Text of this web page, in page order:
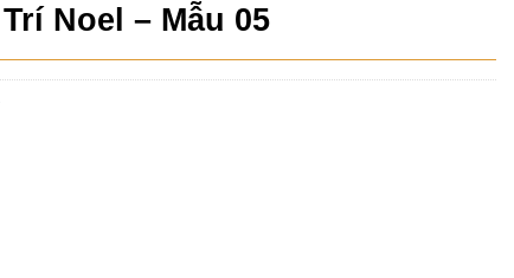
Noel – Mẫu 05